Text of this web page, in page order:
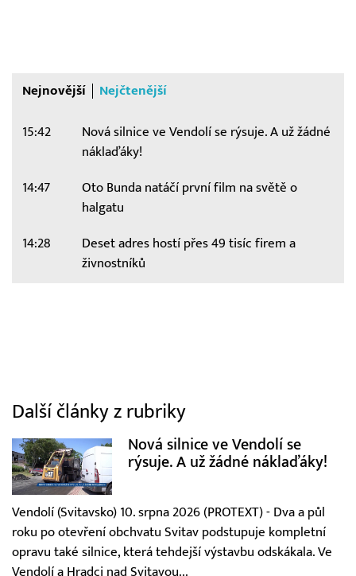
Nejnovější Nejčtenější
15:42
Nová silnice ve Vendolí se rýsuje. A už žádné
náklaďáky!
14:47
Oto Bunda natáčí první film na světě o
halgatu
14:28
Deset adres hostí přes 49 tisíc firem a
živnostníků
Další články z rubriky
Nová silnice ve Vendolí se
rýsuje. A už žádné náklaďáky!
Vendolí (Svitavsko) 10. srpna 2026 (PROTEXT) - Dva a půl
roku po otevření obchvatu Svitav podstupuje kompletní
opravu také silnice, která tehdejší výstavbu odskákala. Ve
Vendolí a Hradci nad Svitavou...